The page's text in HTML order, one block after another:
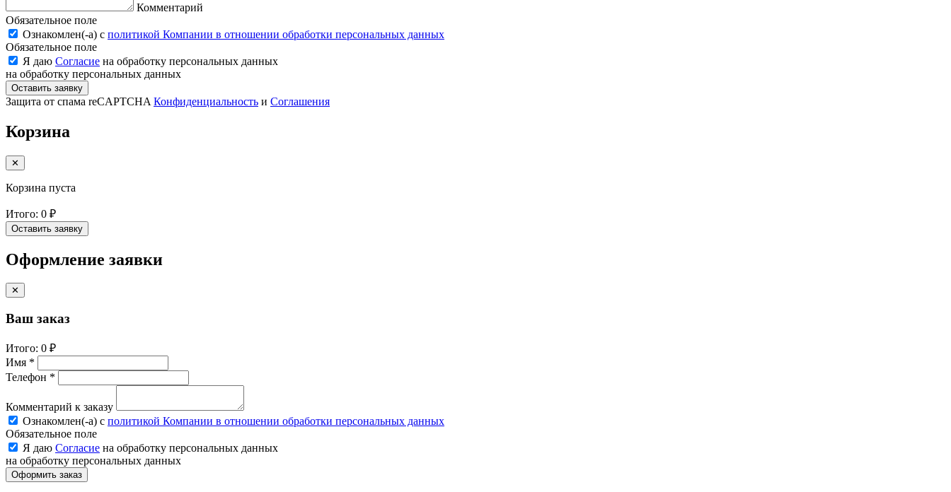
Комментарий
Обязательное поле
Ознакомлен(-a) с политикой Компании в отношении обработки персональных данных
Обязательное поле
Я даю Согласие на обработку персональных данных
на обработку персональных данных
Оставить заявку
Защита от спама reCAPTCHA Конфиденциальность и Соглашения
Корзина
✕
Корзина пуста
Итого: 0 ₽
Оставить заявку
Оформление заявки
✕
Ваш заказ
Итого: 0 ₽
Имя *
Телефон *
Комментарий к заказу
Ознакомлен(-a) с политикой Компании в отношении обработки персональных данных
Обязательное поле
Я даю Согласие на обработку персональных данных
на обработку персональных данных
Оформить заказ